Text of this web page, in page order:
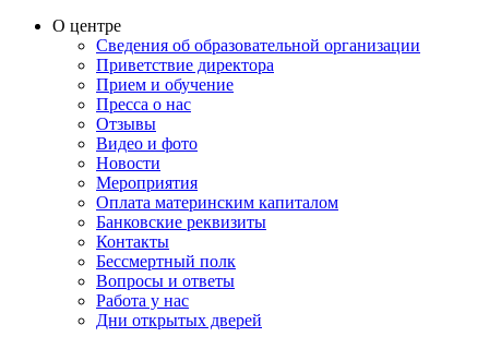
О центре
Сведения об образовательной организации
Приветствие директора
Прием и обучение
Пресса о нас
Отзывы
Видео и фото
Новости
Мероприятия
Оплата материнским капиталом
Банковские реквизиты
Контакты
Бессмертный полк
Вопросы и ответы
Работа у нас
Дни открытых дверей